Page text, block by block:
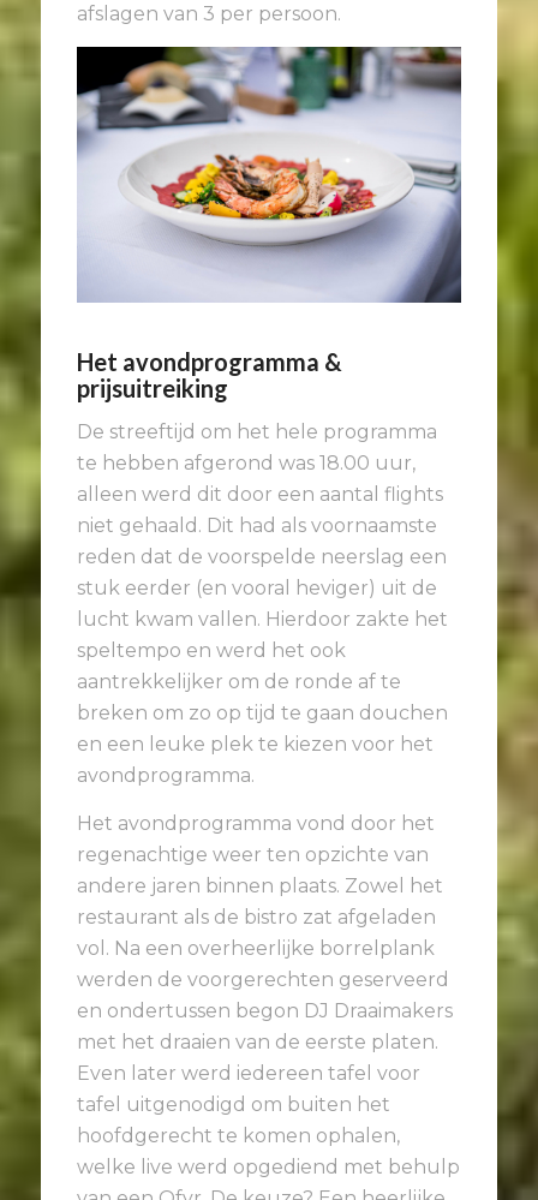
afslagen van 3 per persoon.
Het avondprogramma &
prijsuitreiking
De streeftijd om het hele programma
te hebben afgerond was 18.00 uur,
alleen werd dit door een aantal flights
niet gehaald. Dit had als voornaamste
reden dat de voorspelde neerslag een
stuk eerder (en vooral heviger) uit de
lucht kwam vallen. Hierdoor zakte het
speltempo en werd het ook
aantrekkelijker om de ronde af te
breken om zo op tijd te gaan douchen
en een leuke plek te kiezen voor het
avondprogramma.
Het avondprogramma vond door het
regenachtige weer ten opzichte van
andere jaren binnen plaats. Zowel het
restaurant als de bistro zat afgeladen
vol. Na een overheerlijke borrelplank
werden de voorgerechten geserveerd
en ondertussen begon DJ Draaimakers
met het draaien van de eerste platen.
Even later werd iedereen tafel voor
tafel uitgenodigd om buiten het
hoofdgerecht te komen ophalen,
welke live werd opgediend met behulp